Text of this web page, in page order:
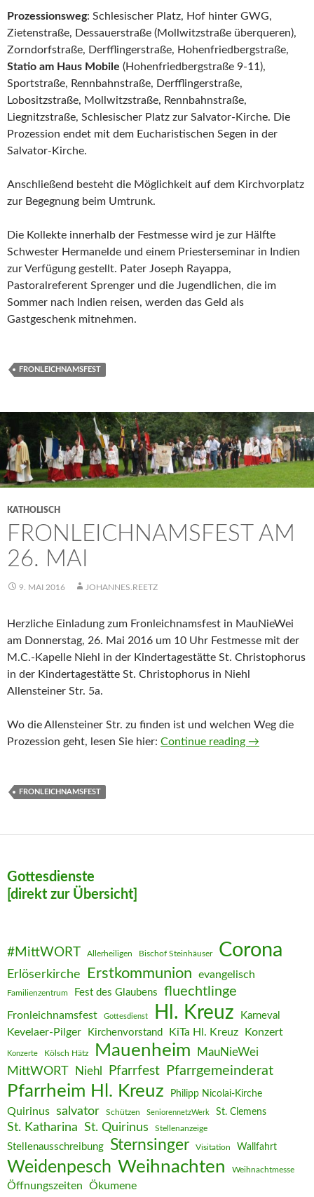
Prozessionsweg: Schlesischer Platz, Hof hinter GWG,
Zietenstraße, Dessauerstraße (Mollwitzstraße überqueren),
Zorndorfstraße, Derfflingerstraße, Hohenfriedbergstraße,
Statio am Haus Mobile (Hohenfriedbergstraße 9-11),
Sportstraße, Rennbahnstraße, Derfflingerstraße,
Lobositzstraße, Mollwitzstraße, Rennbahnstraße,
Liegnitzstraße, Schlesischer Platz zur Salvator-Kirche. Die
Prozession endet mit dem Eucharistischen Segen in der
Salvator-Kirche.
Anschließend besteht die Möglichkeit auf dem Kirchvorplatz
zur Begegnung beim Umtrunk.
Die Kollekte innerhalb der Festmesse wird je zur Hälfte
Schwester Hermanelde und einem Priesterseminar in Indien
zur Verfügung gestellt. Pater Joseph Rayappa,
Pastoralreferent Sprenger und die Jugendlichen, die im
Sommer nach Indien reisen, werden das Geld als
Gastgeschenk mitnehmen.
FRONLEICHNAMSFEST
KATHOLISCH
FRONLEICHNAMSFEST AM
26. MAI
9. MAI 2016 JOHANNES.REETZ
Herzliche Einladung zum Fronleichnamsfest in MauNieWei
am Donnerstag, 26. Mai 2016 um 10 Uhr Festmesse mit der
M.C.-Kapelle Niehl in der Kindertagestätte St. Christophorus
in der Kindertagestätte St. Christophorus in Niehl
Allensteiner Str. 5a.
Wo die Allensteiner Str. zu finden ist und welchen Weg die
Prozession geht, lesen Sie hier: Continue reading →
FRONLEICHNAMSFEST
Gottesdienste
[direkt zur Übersicht]
#MittWORT Allerheiligen Bischof Steinhäuser Corona
Erlöserkirche Erstkommunion evangelisch
Familienzentrum Fest des Glaubens fluechtlinge
Fronleichnamsfest Gottesdienst Hl. Kreuz Karneval
Kevelaer-Pilger Kirchenvorstand KiTa Hl. Kreuz Konzert
Konzerte Kölsch Hätz Mauenheim MauNieWei
MittWORT Niehl Pfarrfest Pfarrgemeinderat
Pfarrheim Hl. Kreuz Philipp Nicolai-Kirche
Quirinus salvator Schützen SeniorennetzWerk St. Clemens
St. Katharina St. Quirinus Stellenanzeige
Stellenausschreibung Sternsinger Visitation Wallfahrt
Weidenpesch Weihnachten Weihnachtmesse
Öffnungszeiten Ökumene